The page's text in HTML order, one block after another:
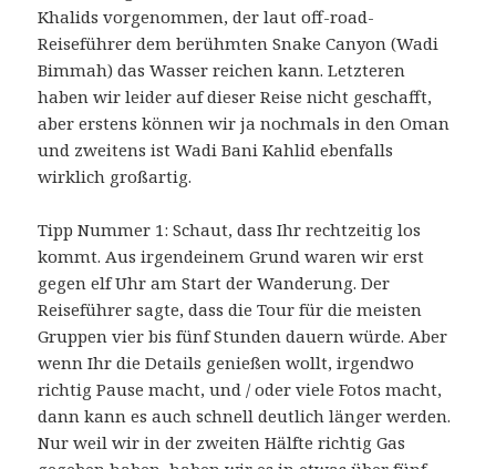
Khalids vorgenommen, der laut off-road-
Reiseführer dem berühmten Snake Canyon (Wadi
Bimmah) das Wasser reichen kann. Letzteren
haben wir leider auf dieser Reise nicht geschafft,
aber erstens können wir ja nochmals in den Oman
und zweitens ist Wadi Bani Kahlid ebenfalls
wirklich großartig.
Tipp Nummer 1: Schaut, dass Ihr rechtzeitig los
kommt. Aus irgendeinem Grund waren wir erst
gegen elf Uhr am Start der Wanderung. Der
Reiseführer sagte, dass die Tour für die meisten
Gruppen vier bis fünf Stunden dauern würde. Aber
wenn Ihr die Details genießen wollt, irgendwo
richtig Pause macht, und / oder viele Fotos macht,
dann kann es auch schnell deutlich länger werden.
Nur weil wir in der zweiten Hälfte richtig Gas